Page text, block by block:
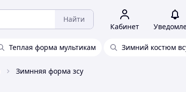
Найти
Кабинет
Теплая форма мультикам Зимний костюм
Зимнняя форма зсу